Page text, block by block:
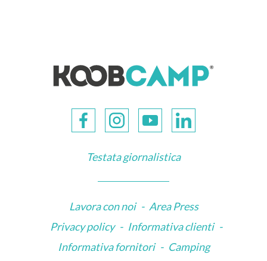
Testata giornalistica
Lavora con noi - Area Press
Privacy policy - Informativa clienti -
Informativa fornitori - Camping